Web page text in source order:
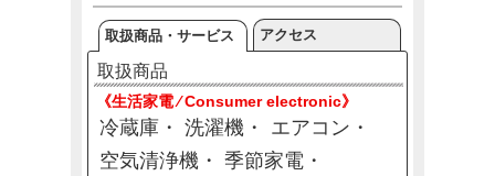
取扱商品・サービス アクセス
取扱商品
《生活家電 ⁄ Consumer electronic》
冷蔵庫 洗濯機
エアコン
空気清浄機
季節家電